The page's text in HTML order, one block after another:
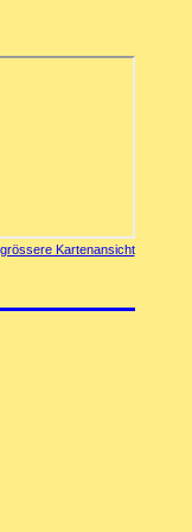
grössere Kartenansicht